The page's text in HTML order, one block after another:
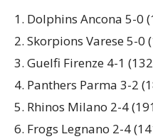
1. Dolphins Ancona 5-0
2. Skorpions Varese 5-0
3. Guelfi Firenze 4-1
4. Panthers Parma 3-2
5. Rhinos Milano 2-4
6. Frogs Legnano 2-4